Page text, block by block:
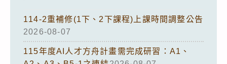
114-2重補修(1下、2下課程)上課時間調整公告
2026-08-07
115年度AI人才方舟計畫需完成研習：A1、